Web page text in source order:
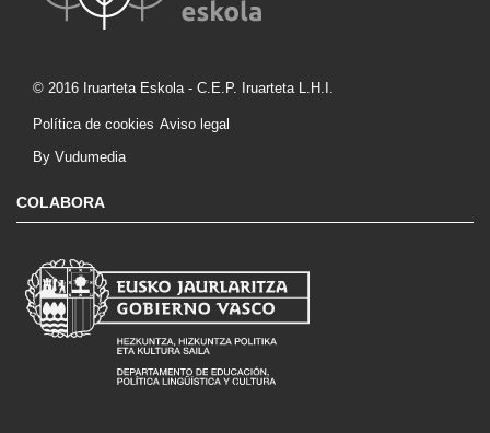
© 2016 Iruarteta Eskola - C.E.P. Iruarteta L.H.I.
Política de cookies Aviso legal
By Vudumedia
COLABORA